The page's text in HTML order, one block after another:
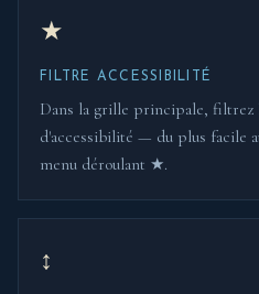
★
FILTRE ACCESSIBILITÉ
Dans la grille principale, filtrez
d'accessibilité — du plus facile
menu déroulant ★.
↕